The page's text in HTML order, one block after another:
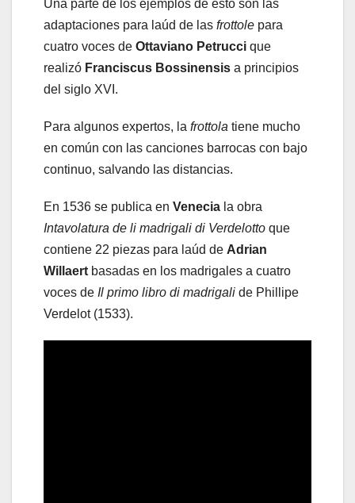
Una parte de los ejemplos de esto son las
adaptaciones para laúd de las frottole para
cuatro voces de Ottaviano Petrucci que
realizó Franciscus Bossinensis a principios
del siglo XVI.
Para algunos expertos, la frottola tiene mucho
en común con las canciones barrocas con bajo
continuo, salvando las distancias.
En 1536 se publica en Venecia la obra
Intavolatura de li madrigali di Verdelotto que
contiene 22 piezas para laúd de Adrian
Willaert basadas en los madrigales a cuatro
voces de Il primo libro di madrigali de Phillipe
Verdelot (1533).